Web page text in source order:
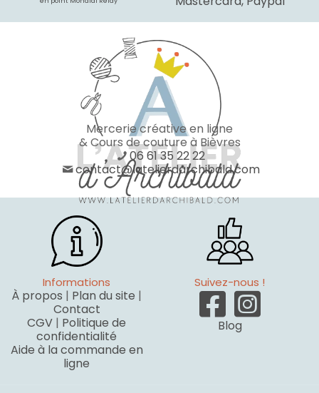
Mercerie créative en ligne
& Cours de couture à Bièvres
06 61 35 22 22
contact@latelierdarchibald.com
Informations
À propos | Plan du site |
Contact
CGV | Politique de
confidentialité
Aide à la commande en
ligne
Suivez-nous !
Blog